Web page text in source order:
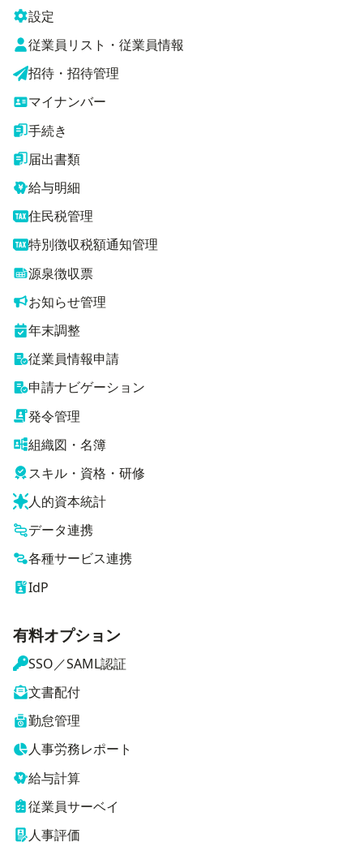
設定
従業員リスト・従業員情報
招待・招待管理
マイナンバー
手続き
届出書類
給与明細
住民税管理
特別徴収税額通知管理
源泉徴収票
お知らせ管理
年末調整
従業員情報申請
申請ナビゲーション
発令管理
組織図・名簿
スキル・資格・研修
人的資本統計
データ連携
各種サービス連携
IdP
有料オプション
SSO／SAML認証
文書配付
勤怠管理
人事労務レポート
給与計算
従業員サーベイ
人事評価